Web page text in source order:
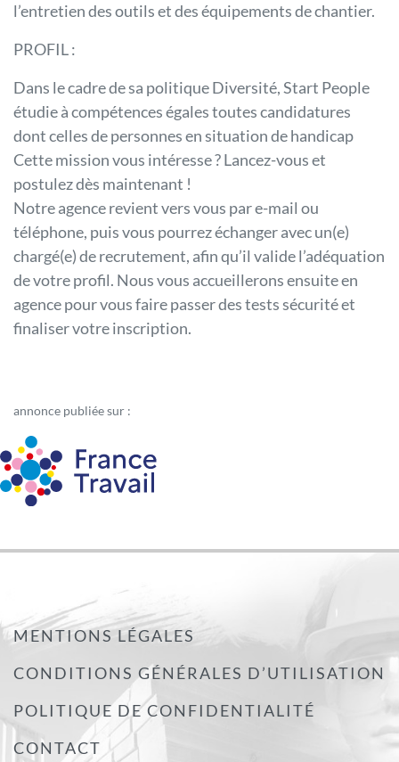
l’entretien des outils et des équipements de chantier.
PROFIL :
Dans le cadre de sa politique Diversité, Start People
étudie à compétences égales toutes candidatures
dont celles de personnes en situation de handicap
Cette mission vous intéresse ? Lancez-vous et
postulez dès maintenant !
Notre agence revient vers vous par e-mail ou
téléphone, puis vous pourrez échanger avec un(e)
chargé(e) de recrutement, afin qu’il valide l’adéquation
de votre profil. Nous vous accueillerons ensuite en
agence pour vous faire passer des tests sécurité et
finaliser votre inscription.
annonce publiée sur :
MENTIONS LÉGALES
CONDITIONS GÉNÉRALES D’UTILISATION
POLITIQUE DE CONFIDENTIALITÉ
CONTACT